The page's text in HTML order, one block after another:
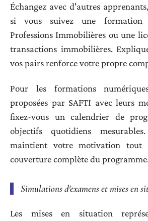
Échangez avec d'autres
si vous suivez une formation
Professions Immobilières ou une
transactions immobilières.
vos pairs renforce votre propre
Pour les formations
proposées par SAFTI avec leurs
fixez-vous un calendrier de
objectifs quotidiens
maintient votre motivation tout
couverture complète du
Simulations d'examens et mises en
Les mises en situation